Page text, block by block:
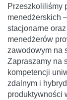
Przeszkoliliśmy
menedżerskich
stacjonarne
menedżerów
zawodowym na
Zapraszamy na
kompetencji
zdalnym i
produktywności